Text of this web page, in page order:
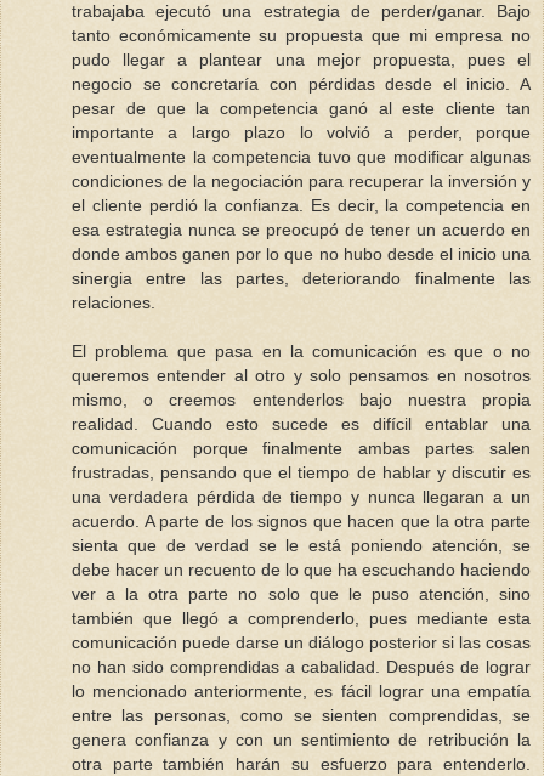
trabajaba ejecutó una estrategia de perder/ganar. Bajo
tanto económicamente su propuesta que mi empresa no
pudo llegar a plantear una mejor propuesta, pues el
negocio se concretaría con pérdidas desde el inicio. A
pesar de que la competencia ganó al este cliente tan
importante a largo plazo lo volvió a perder, porque
eventualmente la competencia tuvo que modificar algunas
condiciones de la negociación para recuperar la inversión y
el cliente perdió la confianza. Es decir, la competencia en
esa estrategia nunca se preocupó de tener un acuerdo en
donde ambos ganen por lo que no hubo desde el inicio una
sinergia entre las partes, deteriorando finalmente las
relaciones.
El problema que pasa en la comunicación es que o no
queremos entender al otro y solo pensamos en nosotros
mismo, o creemos entenderlos bajo nuestra propia
realidad. Cuando esto sucede es difícil entablar una
comunicación porque finalmente ambas partes salen
frustradas, pensando que el tiempo de hablar y discutir es
una verdadera pérdida de tiempo y nunca llegaran a un
acuerdo. A parte de los signos que hacen que la otra parte
sienta que de verdad se le está poniendo atención, se
debe hacer un recuento de lo que ha escuchando haciendo
ver a la otra parte no solo que le puso atención, sino
también que llegó a comprenderlo, pues mediante esta
comunicación puede darse un diálogo posterior si las cosas
no han sido comprendidas a cabalidad. Después de lograr
lo mencionado anteriormente, es fácil lograr una empatía
entre las personas, como se sienten comprendidas, se
genera confianza y con un sentimiento de retribución la
otra parte también harán su esfuerzo para entenderlo.